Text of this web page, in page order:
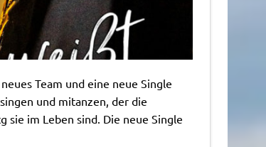
Team und eine neue Single
und mitanzen, der die
sie im Leben sind. Die neue Single